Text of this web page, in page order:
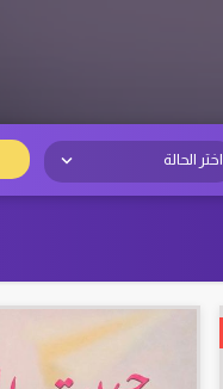
اختر الحالة